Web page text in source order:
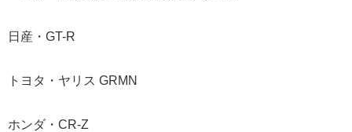
日産・GT-R
トヨタ・ヤリス GRMN
ホンダ・CR-Z